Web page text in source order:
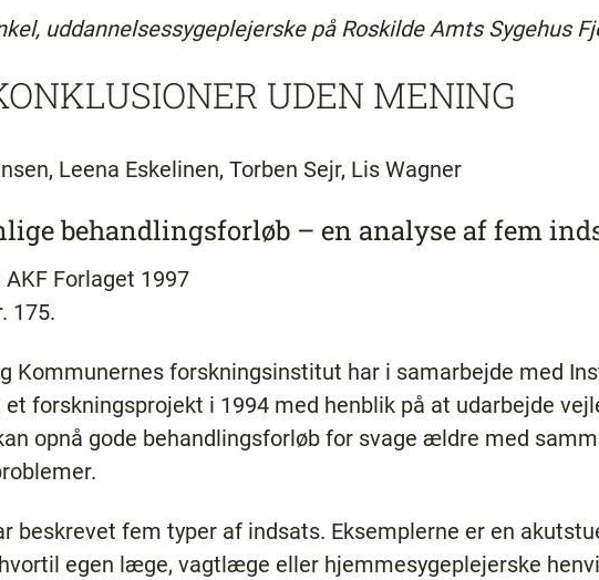
uddannelsessygeplejerske på Roskilde Amts Sygehus
UDEN MENING
Leena Eskelinen, Torben Sejr, Lis Wagner
behandlingsforløb – en analyse af fem
AKF Forlaget 1997
175.
Kommunernes forskningsinstitut har i samarbejde med
forskningsprojekt i 1994 med henblik på at udarbejde
opnå gode behandlingsforløb for svage ældre med
beskrevet fem typer af indsats. Eksemplerne er en
egen læge, vagtlæge eller hjemmesygeplejerske